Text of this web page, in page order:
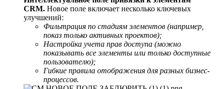
CRM. Новое поле включает несколько ключевых
улучшений:
Фильтрация по стадиям элементов (например,
показ только активных проектов);
Настройка учета прав доступа (можно
показывать все элементы или только доступные
пользователю);
Гибкие правила отображения для разных бизнес-
процессов.